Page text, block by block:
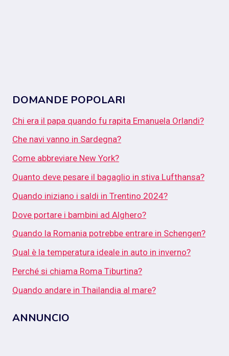
DOMANDE POPOLARI
Chi era il papa quando fu rapita Emanuela Orlandi?
Che navi vanno in Sardegna?
Come abbreviare New York?
Quanto deve pesare il bagaglio in stiva Lufthansa?
Quando iniziano i saldi in Trentino 2024?
Dove portare i bambini ad Alghero?
Quando la Romania potrebbe entrare in Schengen?
Qual è la temperatura ideale in auto in inverno?
Perché si chiama Roma Tiburtina?
Quando andare in Thailandia al mare?
ANNUNCIO